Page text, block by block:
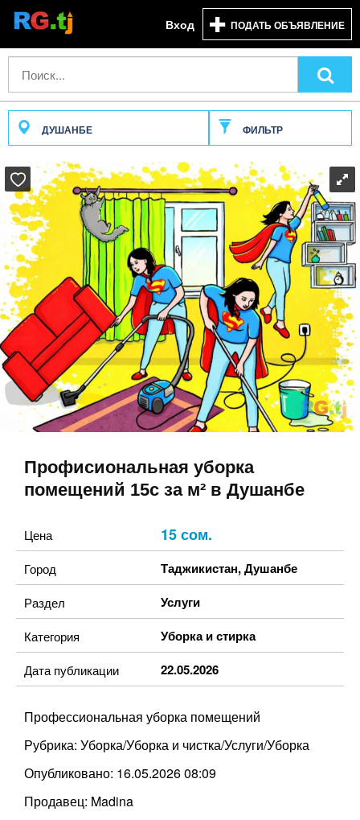
Вход ПОДАТЬ ОБЪЯВЛЕНИЕ
ДУШАНБЕ ФИЛЬТР
Профисиональная уборка
помещений 15с за м² в Душанбе
Цена 15 сом.
Город Таджикистан,Душанбе
Раздел Услуги
Категория Уборка и стирка
Дата публикации 22.05.2026
Профессиональная уборка помещений
Рубрика: Уборка/Уборка и чистка/Услуги/Уборка
Опубликовано: 16.05.2026 08:09
Продавец: Madina